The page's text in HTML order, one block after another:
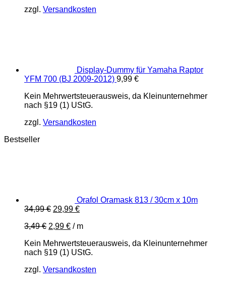
zzgl. Versandkosten
Display-Dummy für Yamaha Raptor
YFM 700 (BJ 2009-2012) 9,99 €
Kein Mehrwertsteuerausweis, da Kleinunternehmer
nach §19 (1) UStG.
zzgl. Versandkosten
Bestseller
Orafol Oramask 813 / 30cm x 10m
34,99€ Ursprünglicher
war:
29,99 €Aktueller
ist:
3,49€ 2,99 € / m
Kein Mehrwertsteuerausweis, da Kleinunternehmer
nach §19 (1) UStG.
zzgl. Versandkosten